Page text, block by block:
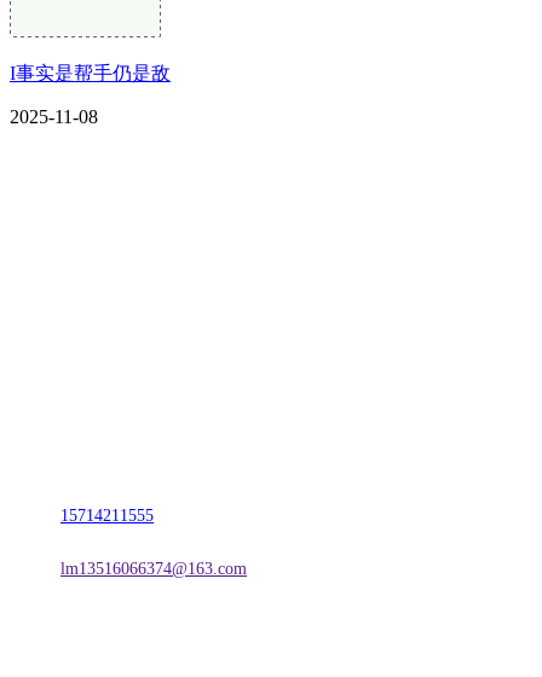
I事实是帮手仍是敌
2025-11-08
15714211555
lm13516066374@163.com